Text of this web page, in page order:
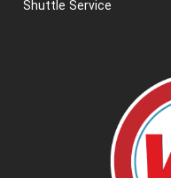
Shuttle Service